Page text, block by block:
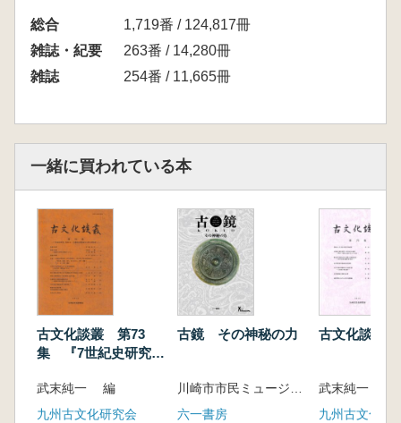
総合
1,719番 / 124,817冊
雑誌・紀要
263番 / 14,280冊
雑誌
254番 / 11,665冊
一緒に買われている本
古文化談叢 第73
集 『7世紀史研究』
祀から律令期祭祀へ
武末純一 編
九州古文化研究会
古鏡 その神秘の力
川崎市市民ミュージアム 編
六一書房
古文化談叢
武末純一 編
九州古文化研